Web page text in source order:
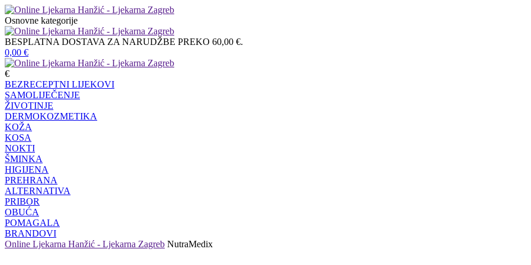
Osnovne kategorije
BESPLATNA DOSTAVA ZA NARUDŽBE PREKO 60,00 €.
0,00 €
€
BEZRECEPTNI LIJEKOVI
SAMOLIJEČENJE
ŽIVOTINJE
DERMOKOZMETIKA
KOŽA
KOSA
NOKTI
ŠMINKA
HIGIJENA
PREHRANA
ALTERNATIVA
PRIBOR
OBUĆA
POMAGALA
BRANDOVI
Online Ljekarna Hanžić - Ljekarna Zagreb NutraMedix